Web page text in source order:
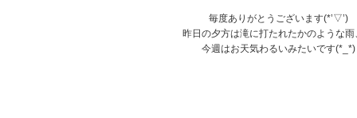
毎度ありがとうございます(*’▽’)
昨日の夕方は滝に打たれたかのような雨
今週はお天気わるいみたいです(*_*)